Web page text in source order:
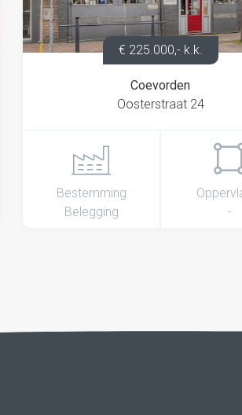
€ 225.000,- k.k.
Coevorden
Oosterstraat 24
Bestemming
Belegging
-